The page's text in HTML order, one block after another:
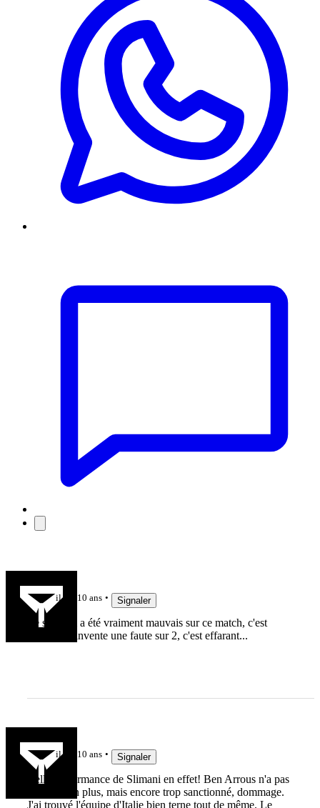
il y a 10 ans Signaler
Le seul qui a été vraiment mauvais sur ce match, c'est
Joubert. Il invente une faute sur 2, c'est effarant...
il y a 10 ans Signaler
Belle performance de Slimani en effet! Ben Arrous n'a pas
été mal non plus, mais encore trop sanctionné, dommage.
J'ai trouvé l'équipe d'Italie bien terne tout de même. Le